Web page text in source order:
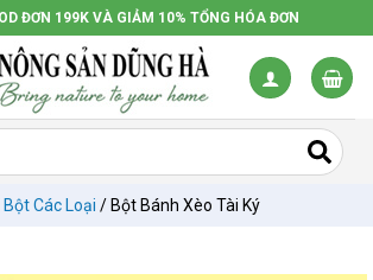
ĐƠN 199K VÀ GIẢM 10% TỔNG HÓA ĐƠN
Bột Các Loại / Bột Bánh Xèo Tài Ký